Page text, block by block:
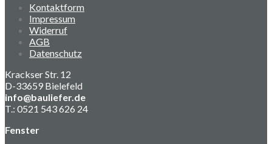
Kontaktform
Impressum
Widerruf
AGB
Datenschutz
Krackser Str. 12
D-33659 Bielefeld
info@bauliefer.de
T.: 0521 543 626 24
Fenster